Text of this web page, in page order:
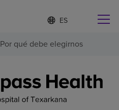
Lista
de
idiomas
contraída
d
o
s
e
e
Por qué debe elegirnos